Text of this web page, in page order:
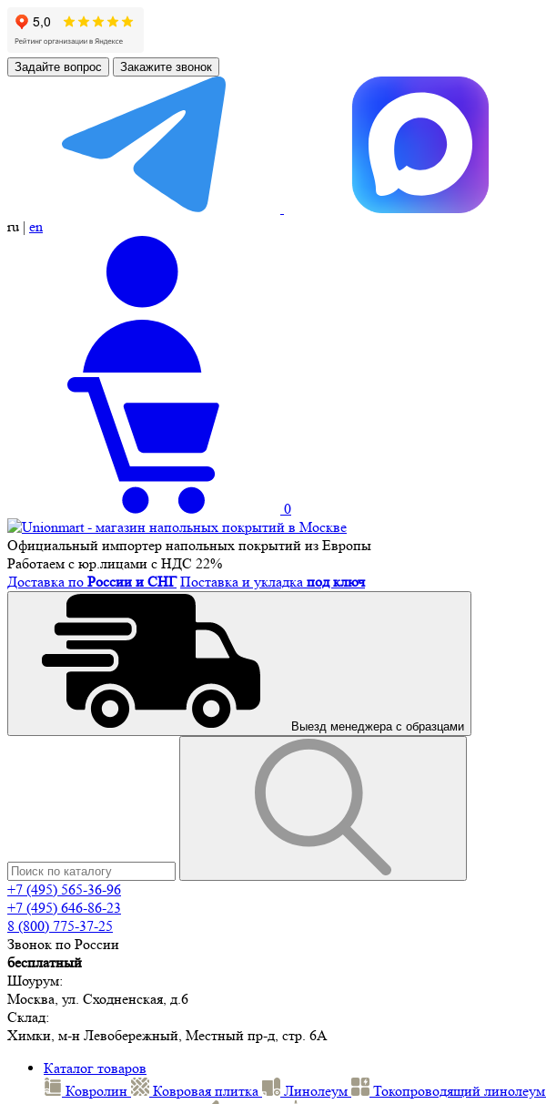
Задайте вопрос Закажите звонок
ru | en
0
Официальный импортер напольных покрытий из Европы
Работаем с юр.лицами с НДС 22%
Доставка по России и СНГ Поставка и укладка под ключ
Выезд менеджера с образцами
+7 (495) 565-36-96
+7 (495) 646-86-23
8 (800) 775-37-25
Звонок по России
бесплатный
Шоурум:
Москва, ул. Сходненская, д.6
Склад:
Химки, м-н Левобережный, Местный пр-д, стр. 6А
Каталог товаров
Ковролин
Ковровая плитка Линолеум Токопроводящий линолеум